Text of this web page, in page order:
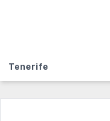
Tenerife